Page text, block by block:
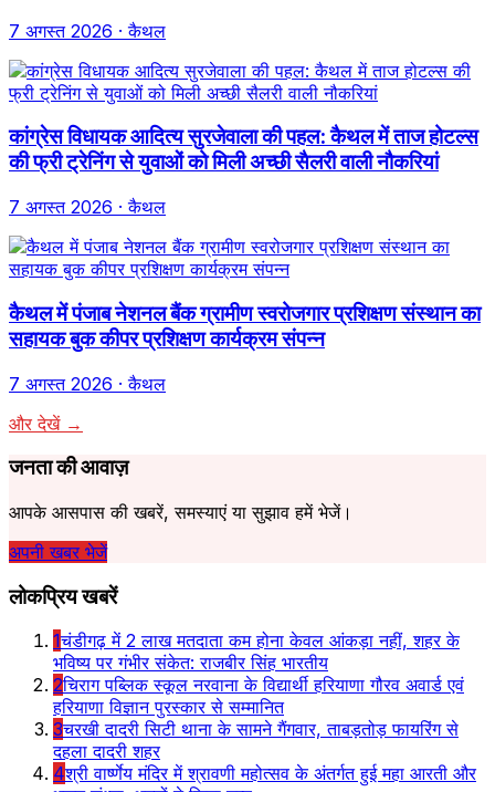
7 अगस्त 2026 · कैथल
कांग्रेस विधायक आदित्य सुरजेवाला की पहल: कैथल में ताज होटल्स
की फ्री ट्रेनिंग से युवाओं को मिली अच्छी सैलरी वाली नौकरियां
7 अगस्त 2026 · कैथल
कैथल में पंजाब नेशनल बैंक ग्रामीण स्वरोजगार प्रशिक्षण संस्थान का
सहायक बुक कीपर प्रशिक्षण कार्यक्रम संपन्न
7 अगस्त 2026 · कैथल
और देखें →
जनता की आवाज़
आपके आसपास की खबरें, समस्याएं या सुझाव हमें भेजें।
अपनी खबर भेजें
लोकप्रिय खबरें
1चंडीगढ़ में 2 लाख मतदाता कम होना केवल आंकड़ा नहीं, शहर के
भविष्य पर गंभीर संकेत: राजबीर सिंह भारतीय
2चिराग पब्लिक स्कूल नरवाना के विद्यार्थी हरियाणा गौरव अवार्ड एवं
हरियाणा विज्ञान पुरस्कार से सम्मानित
3चरखी दादरी सिटी थाना के सामने गैंगवार, ताबड़तोड़ फायरिंग से
दहला दादरी शहर
4श्री वार्ष्णेय मंदिर में श्रावणी महोत्सव के अंतर्गत हुई महा आरती और